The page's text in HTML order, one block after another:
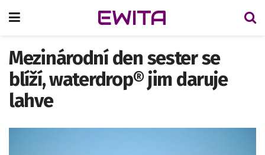
EWITA
Mezinárodní den sester se
blíží, waterdrop® jim daruje
lahve